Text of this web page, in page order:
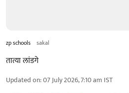
zp schools sakal
तात्या लांडगे
Updated on:07 July 2026, 7:10 am IST